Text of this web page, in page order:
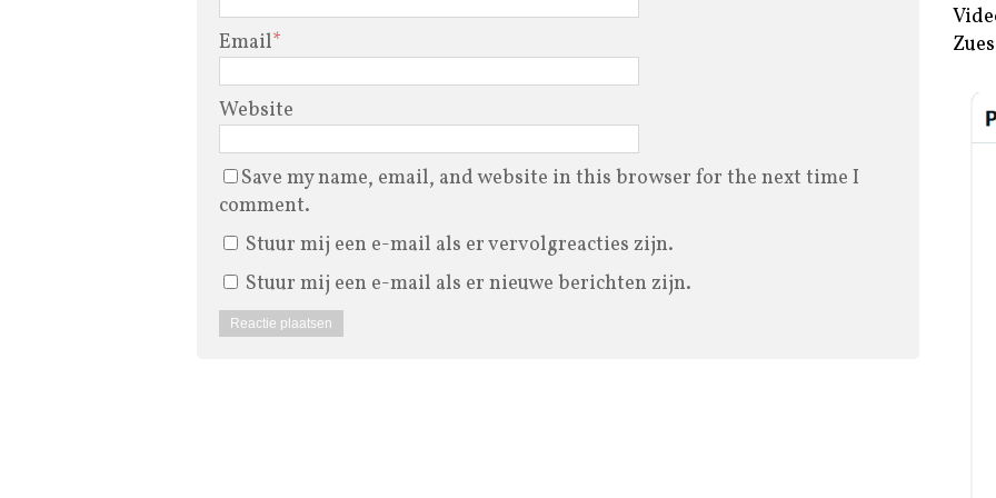
Email*
Website
Save my name, email, and website in this browser for the next time I
comment.
Stuur mij een e-mail als er vervolgreacties zijn.
Stuur mij een e-mail als er nieuwe berichten zijn.